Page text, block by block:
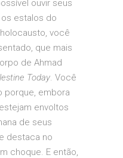
ouvir seus
estalos do
você
que mais
de Ahmad
Today. Você
porque, embora
envoltos
de seus
destaca no
choque. E então,